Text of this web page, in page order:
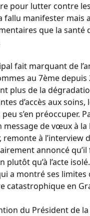
pour lutter contre
fallu manifester
que la santé
fait marquant de
au 7ème
plus de la
d’accès aux
peu s’en préoccuper.
message de vœux à
remonte à l’interview
annoncé
plutôt qu’à l’acte
a montré ses
catastrophique en
du Président de